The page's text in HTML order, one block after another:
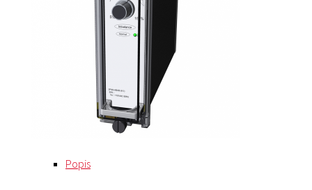
Popis